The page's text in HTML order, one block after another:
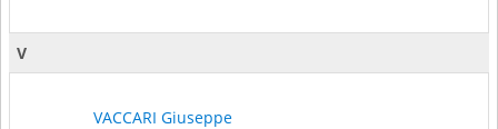
V
VACCARI Giuseppe